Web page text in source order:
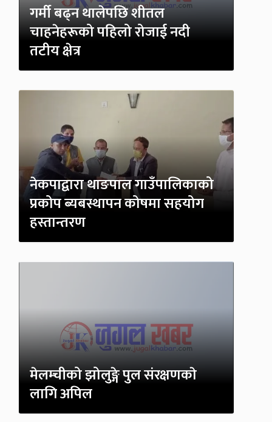
गर्मी बढ्न थालेपछि शीतल
चाहनेहरूको पहिलो रोजाई नदी
तटीय क्षेत्र
नेकपाद्वारा थाङपाल गाउँपालिकाको
प्रकोप ब्यबस्थापन कोषमा सहयोग
हस्तान्तरण
मेलम्चीको झोलुङ्गे पुल संरक्षणकाे
लागि अपिल